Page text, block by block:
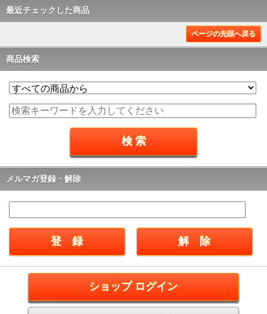
最近チェックした商品
ページの先頭へ戻る
商品検索
メルマガ登録・解除
ショップ ログイン